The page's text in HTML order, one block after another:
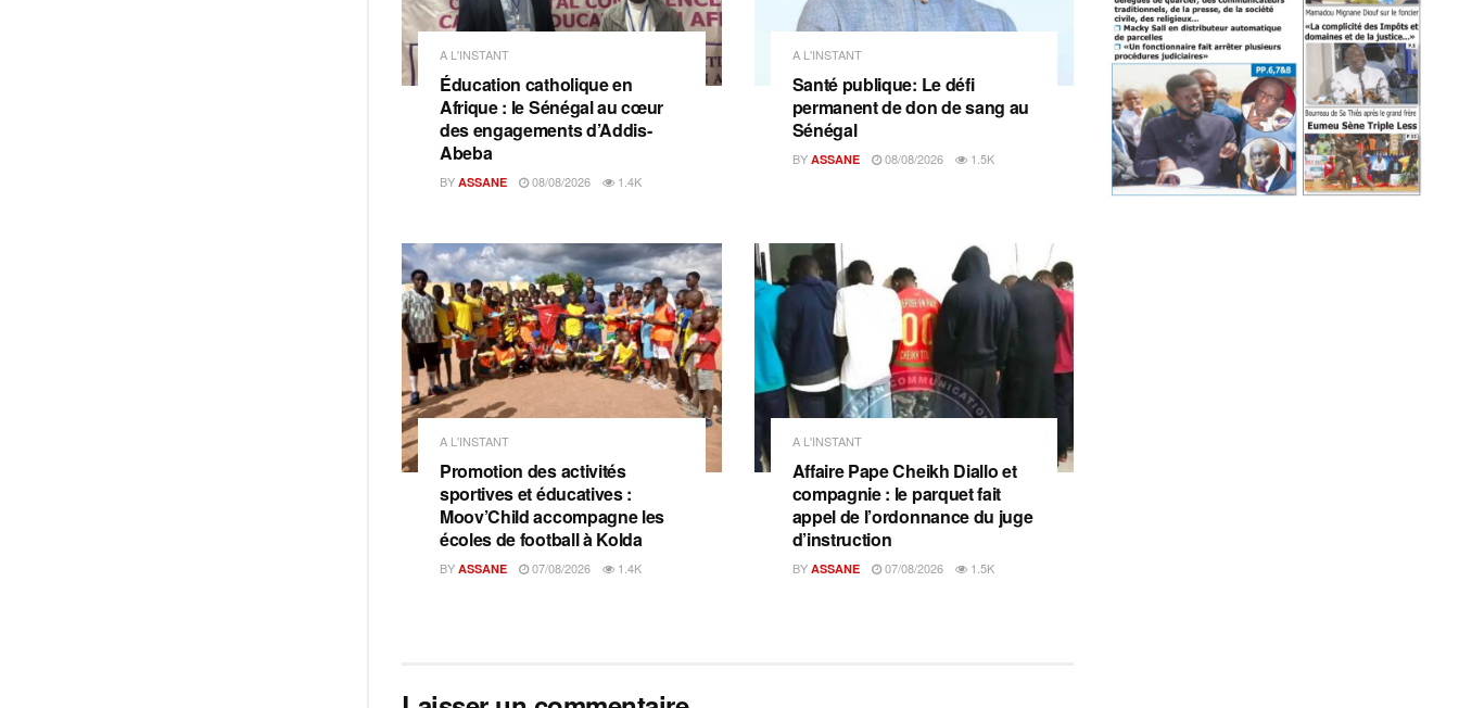
A L'INSTANT
Éducation catholique en
Afrique : le Sénégal au cœur
des engagements d’Addis-
Abeba
BY ASSANE 08/08/2026 1.4K
A L'INSTANT
Santé publique: Le défi
permanent de don de sang au
Sénégal
BY ASSANE 08/08/2026 1.5K
A L'INSTANT
Promotion des activités
sportives et éducatives :
Moov’Child accompagne les
écoles de football à Kolda
BY ASSANE 07/08/2026 1.4K
A L'INSTANT
Affaire Pape Cheikh Diallo et
compagnie : le parquet fait
appel de l’ordonnance du juge
d’instruction
BY ASSANE 07/08/2026 1.5K